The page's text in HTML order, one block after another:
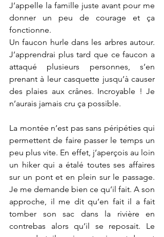
J’appelle la famille juste avant pour me
donner un peu de courage et ça
fonctionne.
Un faucon hurle dans les arbres autour.
J’apprendrai plus tard que ce faucon a
attaqué plusieurs personnes, s’en
prenant à leur casquette jusqu’à causer
des plaies aux crânes. Incroyable ! Je
n’aurais jamais cru ça possible.
La montée n’est pas sans péripéties qui
permettent de faire passer le temps un
peu plus vite. En effet, j’aperçois au loin
un hiker qui a étalé toutes ses affaires
sur un pont et en plein sur le passage.
Je me demande bien ce qu’il fait. A son
approche, il me dit qu’en fait il a fait
tomber son sac dans la rivière en
contrebas alors qu’il se reposait. Le